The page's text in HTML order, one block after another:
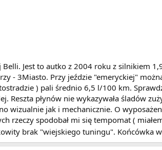
Belli. Jest to autko z 2004 roku z silnikiem
- 3Miasto. Przy jeździe "emeryckiej"
) pali średnio 6,5 l/100 km.
Reszta płynów nie wykazywała śladów
wizualnie jak i mechanicznie. O
rzeczy spodobał mi się tempomat (
brak "wiejskiego tuningu". Końcówka